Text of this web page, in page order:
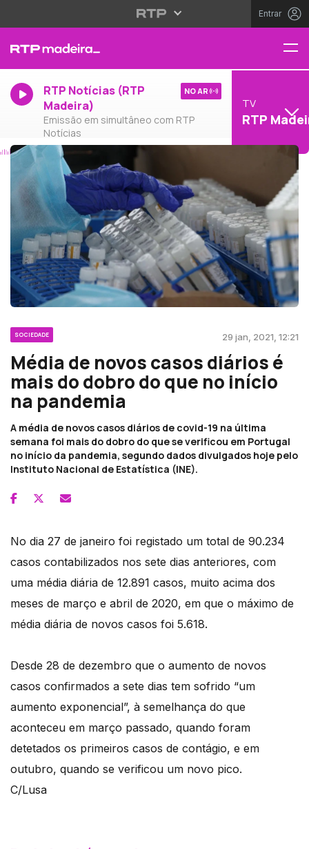
Entrar
RTP Notícias (RTP
Madeira)
Emissão em simultâneo com RTP
Notícias
NO AR
TV
RTP
SOCIEDADE 29 jan, 2021, 12:21
Média de novos casos diários é
mais do dobro do que no início
na pandemia
A média de novos casos diários de covid-19 na última
semana foi mais do dobro do que se verificou em Portugal
no início da pandemia, segundo dados divulgados hoje pelo
Instituto Nacional de Estatística (INE).
No dia 27 de janeiro foi registado um total de 90.234
casos contabilizados nos sete dias anteriores, com
uma média diária de 12.891 casos, muito acima dos
meses de março e abril de 2020, em que o máximo de
média diária de novos casos foi 5.618.
Desde 28 de dezembro que o aumento de novos
casos confirmados a sete dias tem sofrido “um
aumento exponencial”, à semelhança do que
aconteceu em março passado, quando foram
detetados os primeiros casos de contágio, e em
outubro, quando se verificou um novo pico.
C/Lusa